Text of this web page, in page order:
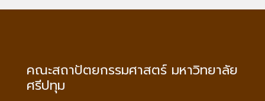
คณะสถาปัตยกรรมศาสตร์ มหาวิทยาลัย
ศรีปทุม